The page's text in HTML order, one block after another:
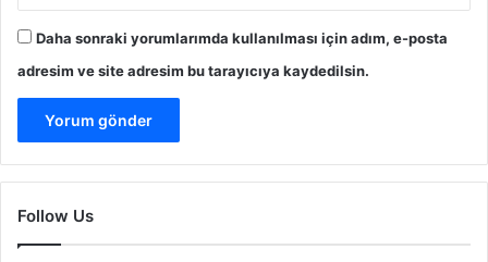
h
b
i
Daha sonraki yorumlarımda kullanılması için adım, e-posta
adresim ve site adresim bu tarayıcıya kaydedilsin.
Follow Us